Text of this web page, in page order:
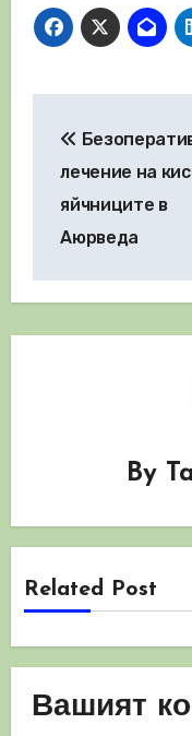
лечение на
яйчниците в
Аюрведа
By
Related Post
Вашият